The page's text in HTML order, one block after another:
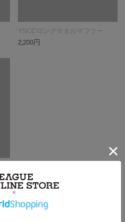
YSCCロングタオルマフラー
2,200円